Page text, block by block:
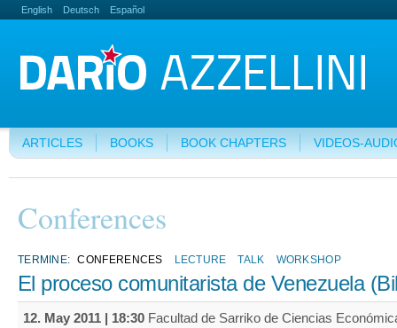
English Deutsch Español
ARTICLES BOOKS BOOK CHAPTERS VIDEOS-
Conferences
TERMINE: CONFERENCES LECTURE TALK WORKSHOP
El proceso comunitarista de Venezuela
12. May 2011 | 18:30 Facultad de Sarriko de Ciencias